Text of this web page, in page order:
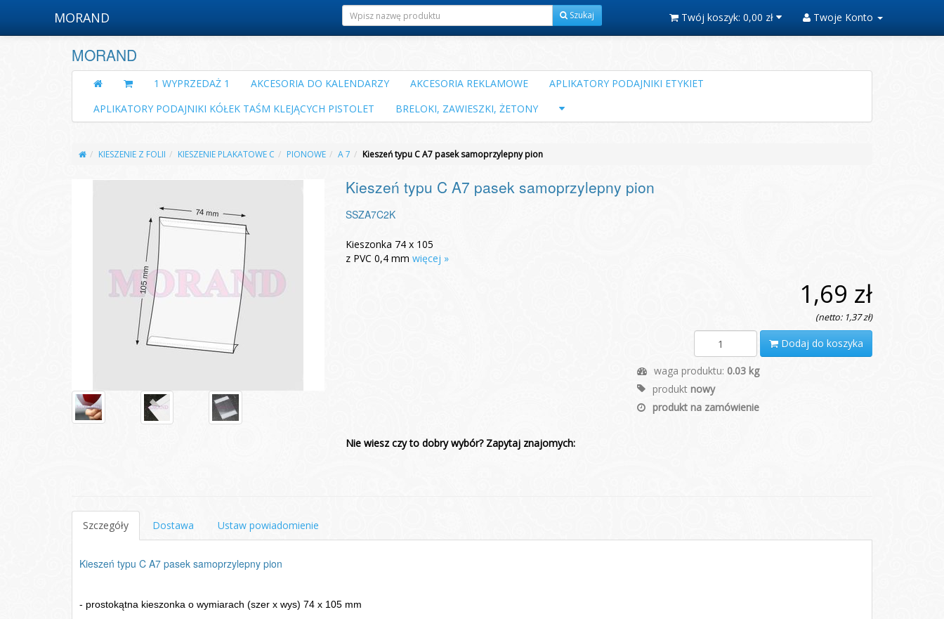
MORAND Szukaj Twój koszyk: 0,00 zł Twoje Konto
MORAND
1 WYPRZEDAŻ 1 AKCESORIA DO KALENDARZY AKCESORIA REKLAMOWE
APLIKATORY PODAJNIKI ETYKIET
APLIKATORY PODAJNIKI KÓŁEK TAŚM KLEJĄCYCH PISTOLET
BRELOKI, ZAWIESZKI, ŻETONY
KIESZENIE Z FOLII KIESZENIE PLAKATOWE C PIONOWE A 7 Kieszeń typu C A7 pasek samoprzylepny pion
Kieszeń typu C A7 pasek samoprzylepny pion
SSZA7C2K
Kieszonka 74 x 105
z PVC 0,4 mm więcej »
1,69 zł
(netto: 1,37 zł)
Dodaj do koszyka
waga produktu: 0.03 kg
produkt nowy
produkt na zamówienie
Nie wiesz czy to dobry wybór? Zapytaj znajomych:
Szczegóły Dostawa Ustaw powiadomienie
Kieszeń typu C A7 pasek samoprzylepny pion
- prostokątna kieszonka o wymiarach (szer x wys) 74 x 105 mm